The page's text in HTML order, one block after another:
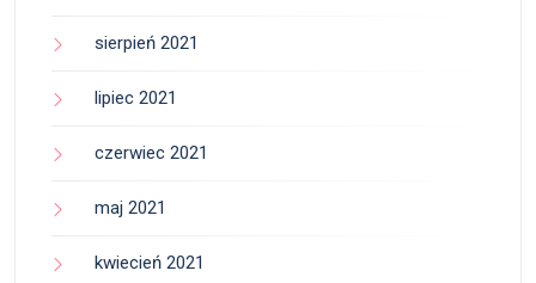
sierpień 2021
lipiec 2021
czerwiec 2021
maj 2021
kwiecień 2021